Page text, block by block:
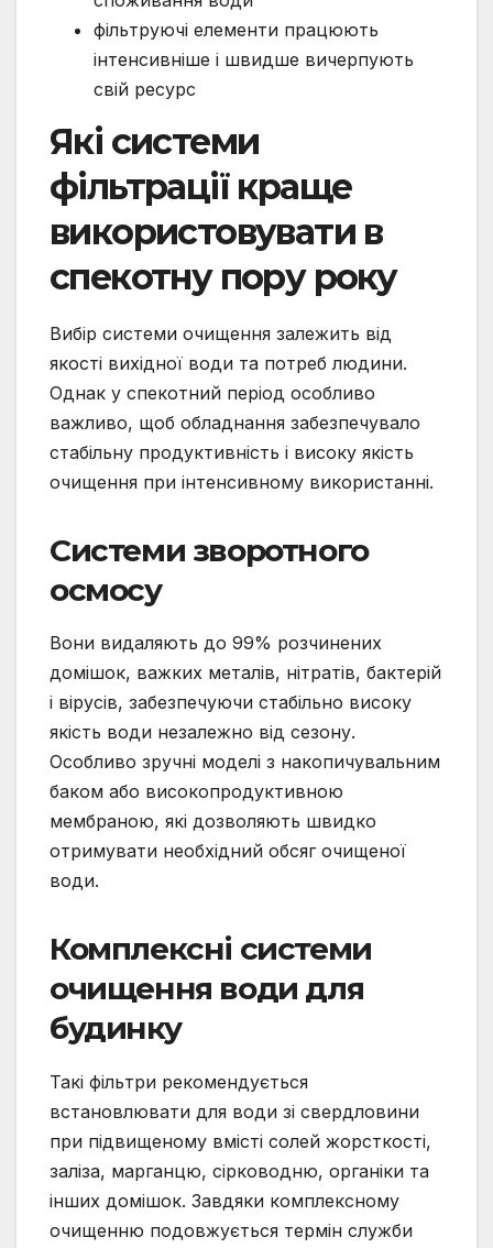
фільтруючі елементи працюють
інтенсивніше і швидше вичерпують
свій ресурс
Які системи
фільтрації краще
використовувати в
спекотну пору року
Вибір системи очищення залежить від
якості вихідної води та потреб людини.
Однак у спекотний період особливо
важливо, щоб обладнання забезпечувало
стабільну продуктивність і високу якість
очищення при інтенсивному використанні.
Системи зворотного
осмосу
Вони видаляють до 99% розчинених
домішок, важких металів, нітратів, бактерій
і вірусів, забезпечуючи стабільно високу
якість води незалежно від сезону.
Особливо зручні моделі з накопичувальним
баком або високопродуктивною
мембраною, які дозволяють швидко
отримувати необхідний обсяг очищеної
води.
Комплексні системи
очищення води для
будинку
Такі фільтри рекомендується
встановлювати для води зі свердловини
при підвищеному вмісті солей жорсткості,
заліза, марганцю, сірководню, органіки та
інших домішок. Завдяки комплексному
очищенню подовжується термін служби